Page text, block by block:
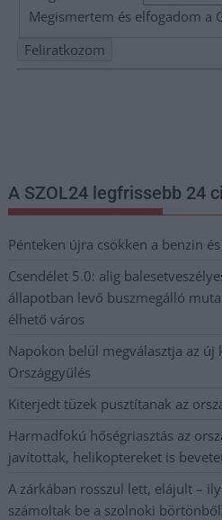
Megismertem és elfogadom a
A SZOL24 legfrissebb 24
Pénteken újra csökken a benzin
Csendélet 5.0: alig
állapotban levő buszmegálló
élhető város
Napokon belül megválasztja az új
Országgyűlés
Kiterjedt tüzek pusztítanak az
Harmadfokú hőségriasztás az
javítottak, helikoptereket is
A zárkában rosszul lett, elájult –
számoltak be a szolnoki börtönből